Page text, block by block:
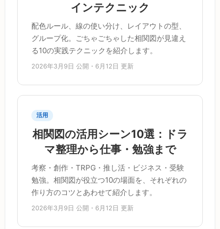
インテクニック
配色ルール、線の使い分け、レイアウトの型、
グループ化。ごちゃごちゃした相関図が見違え
る10の実践テクニックを紹介します。
2026年3月9日 公開・6月12日 更新
活用
相関図の活用シーン10選：ドラ
マ整理から仕事・勉強まで
考察・創作・TRPG・推し活・ビジネス・受験
勉強。相関図が役立つ10の場面を、それぞれの
作り方のコツとあわせて紹介します。
2026年3月9日 公開・6月12日 更新